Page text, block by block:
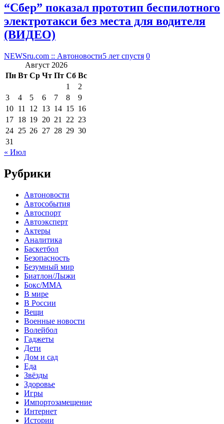
“Сбер” показал прототип беспилотного
электротакси без места для водителя
(ВИДЕО)
NEWSru.com :: Автоновости5 лет спустя 0
Август 2026
Пн Вт Ср Чт Пт Сб Вс
1
2
3
4 5 6 7 8
9
10 11 12 13 14 15 16
17 18 19 20 21 22 23
24 25 26 27 28 29 30
31
« Июл
Рубрики
Автоновости
Автособытия
Автоспорт
Автоэксперт
Актеры
Аналитика
Баскетбол
Безопасность
Безумный мир
Биатлон/Лыжи
Бокс/MMA
В мире
В России
Вещи
Военные новости
Волейбол
Гаджеты
Дети
Дом и сад
Еда
Звёзды
Здоровье
Игры
Импортозамещение
Интернет
Истории